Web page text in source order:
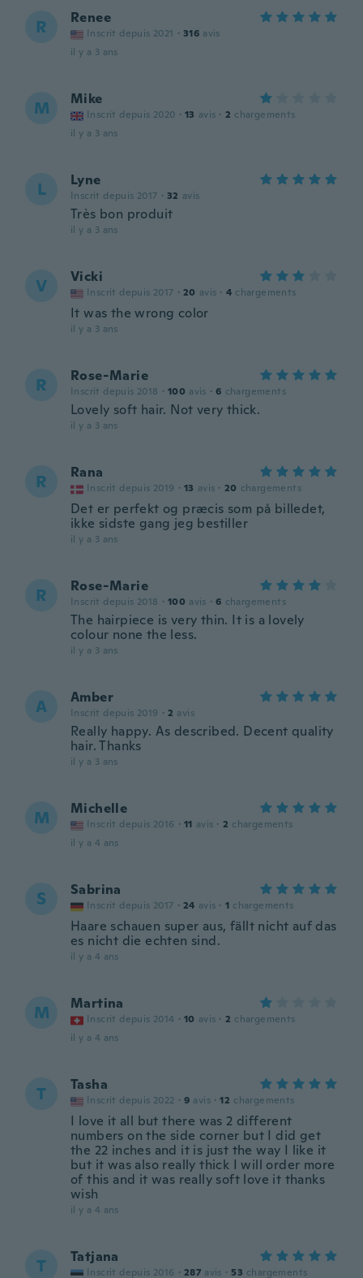
R Renee
Inscrit depuis 2021 · 316 avis
il y a 3 ans
M Mike
Inscrit depuis 2020 · 13 avis · 2 chargements
il y a 3 ans
L Lyne
Inscrit depuis 2017 · 32 avis
Très bon produit
il y a 3 ans
V Vicki
Inscrit depuis 2017 · 20 avis · 4 chargements
It was the wrong color
il y a 3 ans
R Rose-Marie
Inscrit depuis 2018 · 100 avis · 6 chargements
Lovely soft hair. Not very thick.
il y a 3 ans
R Rana
Inscrit depuis 2019 · 13 avis · 20 chargements
Det er perfekt og præcis som på billedet,
ikke sidste gang jeg bestiller
il y a 3 ans
R Rose-Marie
Inscrit depuis 2018 · 100 avis · 6 chargements
The hairpiece is very thin. It is a lovely
colour none the less.
il y a 3 ans
A Amber
Inscrit depuis 2019 · 2 avis
Really happy. As described. Decent quality
hair. Thanks
il y a 3 ans
M Michelle
Inscrit depuis 2016 · 11 avis · 2 chargements
il y a 4 ans
S Sabrina
Inscrit depuis 2017 · 24 avis · 1 chargements
Haare schauen super aus, fällt nicht auf das
es nicht die echten sind.
il y a 4 ans
M Martina
Inscrit depuis 2014 · 10 avis · 2 chargements
il y a 4 ans
T Tasha
Inscrit depuis 2022 · 9 avis · 12 chargements
I love it all but there was 2 different
numbers on the side corner but I did get
the 22 inches and it is just the way I like it
but it was also really thick I will order more
of this and it was really soft love it thanks
wish
il y a 4 ans
T Tatjana
Inscrit depuis 2016 · 287 avis · 53 chargements